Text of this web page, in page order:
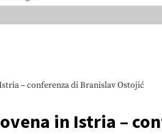
– conferenza di Branislav Ostojić
in Istria –